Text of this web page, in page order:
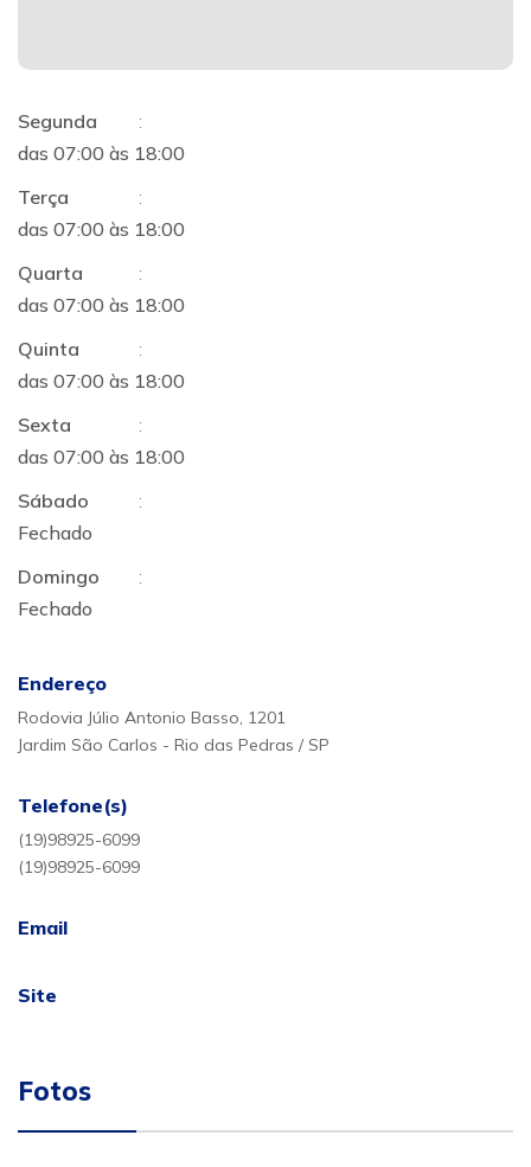
Segunda
:
das 07:00 às 18:00
Terça
:
das 07:00 às 18:00
Quarta
:
das 07:00 às 18:00
Quinta
:
das 07:00 às 18:00
Sexta
:
das 07:00 às 18:00
Sábado
:
Fechado
Domingo
:
Fechado
Endereço
Rodovia Júlio Antonio Basso, 1201
Jardim São Carlos - Rio das Pedras / SP
Telefone(s)
(19)98925-6099
(19)98925-6099
Email
Site
Fotos